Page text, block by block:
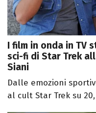
I film in onda in TV
sci-fi di Star Trek
Siani
Dalle emozioni
al cult Star Trek su